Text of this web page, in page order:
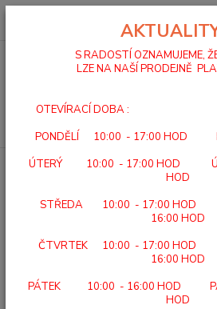
Zapomenuté heslo
Pokud již máte vytvořený účet, ale
svou e-mailovou adresu, kterou jste uvedli
S RADOSTÍ OZNAMUJEME,
LZE NA NAŠÍ PRODEJNĚ
OTEVÍRACÍ DOBA : Pro
PONDĚLÍ 10:00 - 17:00 HOD
ÚTERÝ 10:00 - 17:00 HOD
HOD
STŘEDA 10:00 - 17:00 HOD
16:00 HOD
ČTVRTEK 10:00 - 17:00 HOD
16:00 HOD
PÁTEK 10:00 - 16:00 HOD
HOD